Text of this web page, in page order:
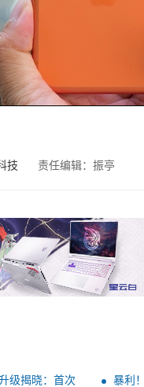
技 责任编辑：振亭
级揭晓：首次
暴利